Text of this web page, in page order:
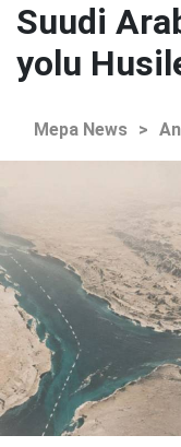
Suudi
yolu
Mepa News >